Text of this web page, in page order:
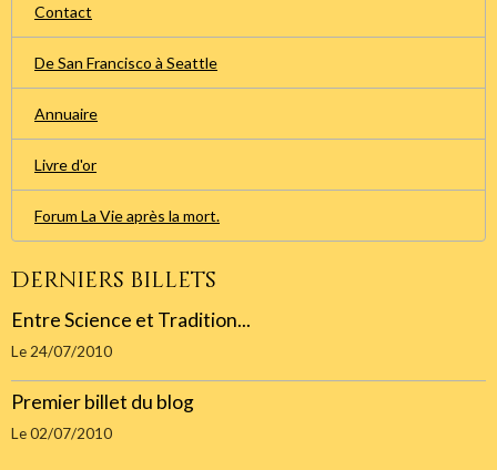
Contact
De San Francisco à Seattle
Annuaire
Livre d'or
Forum La Vie après la mort.
Derniers billets
Entre Science et Tradition...
Le 24/07/2010
Premier billet du blog
Le 02/07/2010